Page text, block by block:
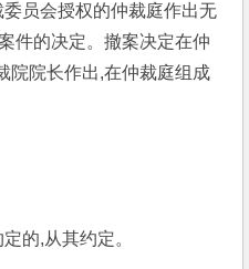
员会授权的仲裁庭作出无
件的决定。撤案决定在仲
院院长作出,在仲裁庭组成
的,从其约定。